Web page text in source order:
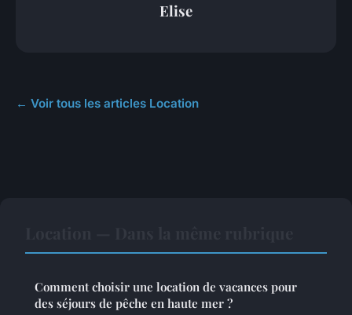
Elise
← Voir tous les articles Location
Comment choisir une location de vacances pour
des séjours de pêche en haute mer ?